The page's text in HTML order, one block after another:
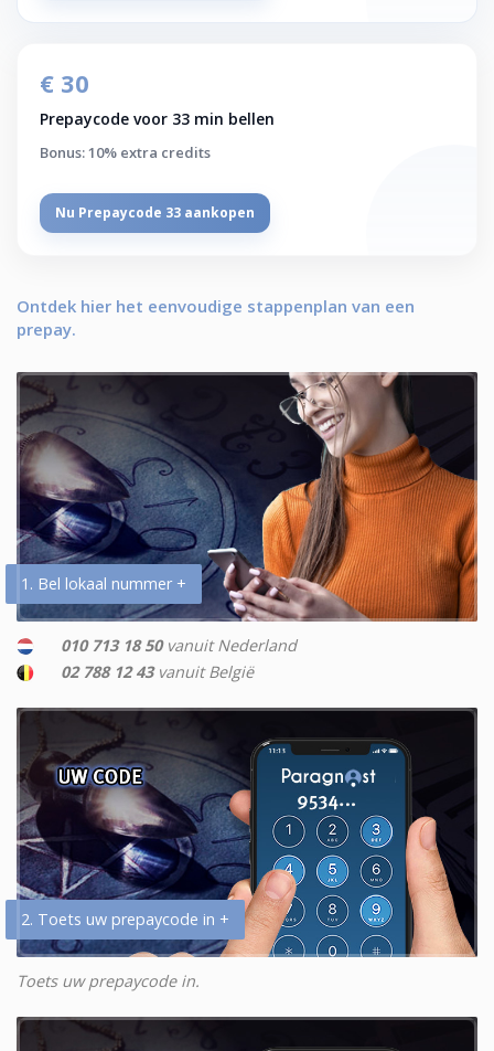
€ 30
Prepaycode voor 33 min bellen
Bonus: 10% extra credits
Nu Prepaycode 33 aankopen
Ontdek hier het eenvoudige stappenplan van een
prepay.
1. Bel lokaal nummer +
010 713 18 50 vanuit Nederland
02 788 12 43vanuit België
2. Toets uw prepaycode in +
Toets uw prepaycode in.